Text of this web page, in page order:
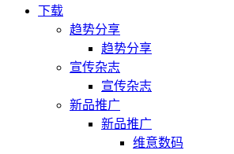
下载
趋势分享
趋势分享
宣传杂志
宣传杂志
新品推广
新品推广
维意数码